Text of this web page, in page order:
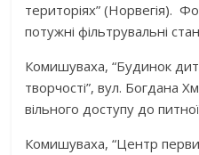
територіях” (Норвегія).
потужні фільтрувальні
Комишуваха, “Будинок
творчості”, вул. Богдана
вільного доступу до
Комишуваха, “Центр